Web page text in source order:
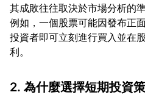
其成敗往往取決於市場分析的
例如，一個股票可能因發布正
投資者即可立刻進行買入並在
2. 為什麼選擇短期投資